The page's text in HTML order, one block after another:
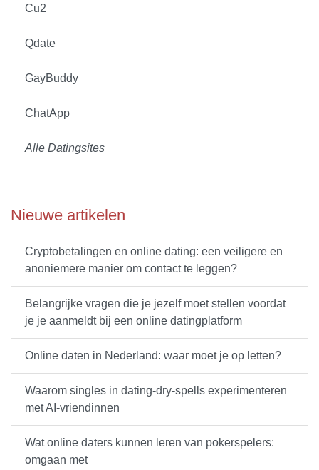
Cu2
Qdate
GayBuddy
ChatApp
Alle Datingsites
Nieuwe artikelen
Cryptobetalingen en online dating: een veiligere en
anoniemere manier om contact te leggen?
Belangrijke vragen die je jezelf moet stellen voordat
je je aanmeldt bij een online datingplatform
Online daten in Nederland: waar moet je op letten?
Waarom singles in dating-dry-spells experimenteren
met AI-vriendinnen
Wat online daters kunnen leren van pokerspelers:
omgaan met